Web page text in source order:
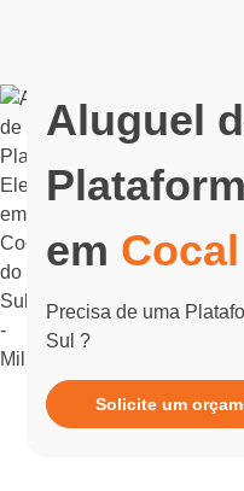
Aluguel
em
Precisa de uma
Sul ?
Solicite um